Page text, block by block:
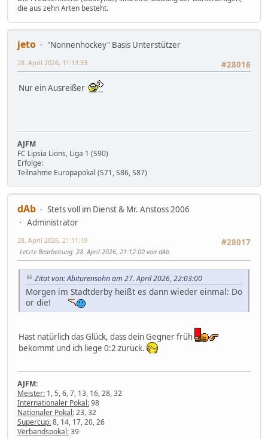
die aus zehn Arten besteht.
jeto
"Nonnenhockey" Basis Unterstützer
#28016
28. April 2026, 11:13:33
Nur ein Ausreißer
AJFM
FC Lipsia Lions, Liga 1 (S90)
Erfolge:
Teilnahme Europapokal (S71, S86, S87)
dAb
Stets voll im Dienst & Mr. Anstoss 2006
Administrator
#28017
28. April 2026, 21:11:19
Letzte Bearbeitung: 28. April 2026, 21:12:00 von dAb
Zitat von: Abiturensohn am 27. April 2026, 22:03:00
Morgen im Stadtderby heißt es dann wieder einmal: Do
or die!
Hast natürlich das Glück, dass dein Gegner früh
bekommt und ich liege 0:2 zurück.
AJFM:
Meister: 1, 5, 6, 7, 13, 16, 28, 32
Internationaler Pokal:98
Nationaler Pokal:23, 32
Supercup:8, 14, 17, 20, 26
Verbandspokal:39